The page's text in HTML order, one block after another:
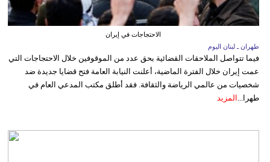
الاحتجاجات في إيران
طهران ـ لبنان اليوم
فيما تتواصل الملاحقات القضائية بحق عدد من الموقوفين خلال الاحتجاجات التي
عمت إيران خلال الفترة الماضية، أعلنت النيابة العامة فتح قضايا جديدة ضد
شخصيات من عالمي الرياضة والثقافة. فقد أطلق مكتب المدعي العام في
طهرا... المزيد